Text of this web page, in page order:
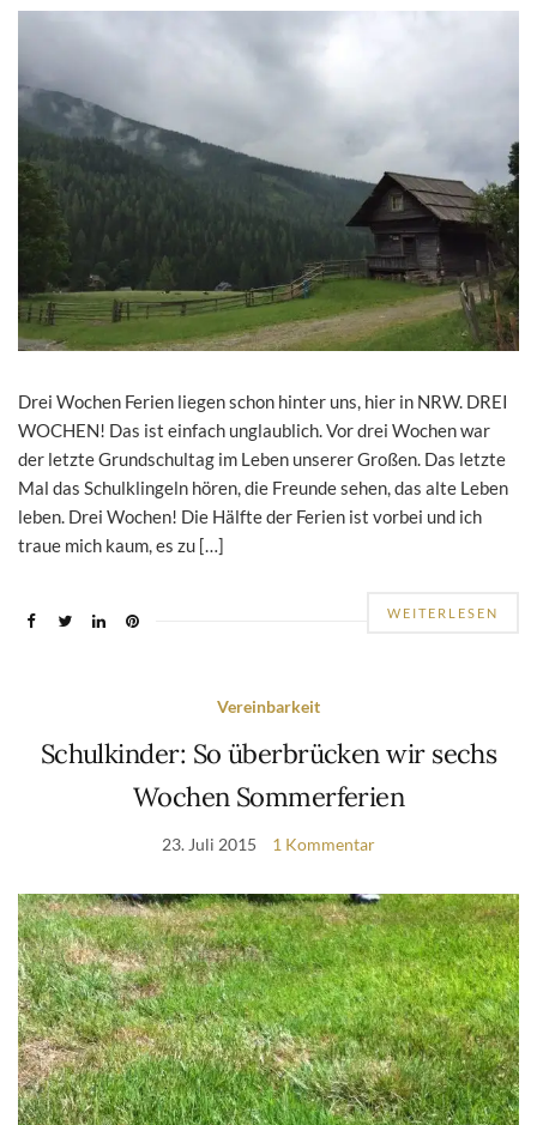
Drei Wochen Ferien liegen schon hinter uns, hier in NRW. DREI
WOCHEN! Das ist einfach unglaublich. Vor drei Wochen war
der letzte Grundschultag im Leben unserer Großen. Das letzte
Mal das Schulklingeln hören, die Freunde sehen, das alte Leben
leben. Drei Wochen! Die Hälfte der Ferien ist vorbei und ich
traue mich kaum, es zu […]
WEITERLESEN
Vereinbarkeit
Schulkinder: So überbrücken wir sechs
Wochen Sommerferien
23. Juli 2015 1 Kommentar